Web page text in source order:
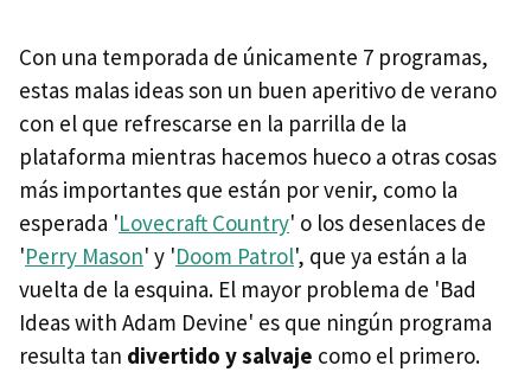
Con una temporada de únicamente 7 programas,
estas malas ideas son un buen aperitivo de verano
con el que refrescarse en la parrilla de la
plataforma mientras hacemos hueco a otras cosas
más importantes que están por venir, como la
esperada 'Lovecraft Country' o los desenlaces de
'Perry Mason' y 'Doom Patrol', que ya están a la
vuelta de la esquina. El mayor problema de 'Bad
Ideas with Adam Devine' es que ningún programa
resulta tan divertido y salvaje como el primero.